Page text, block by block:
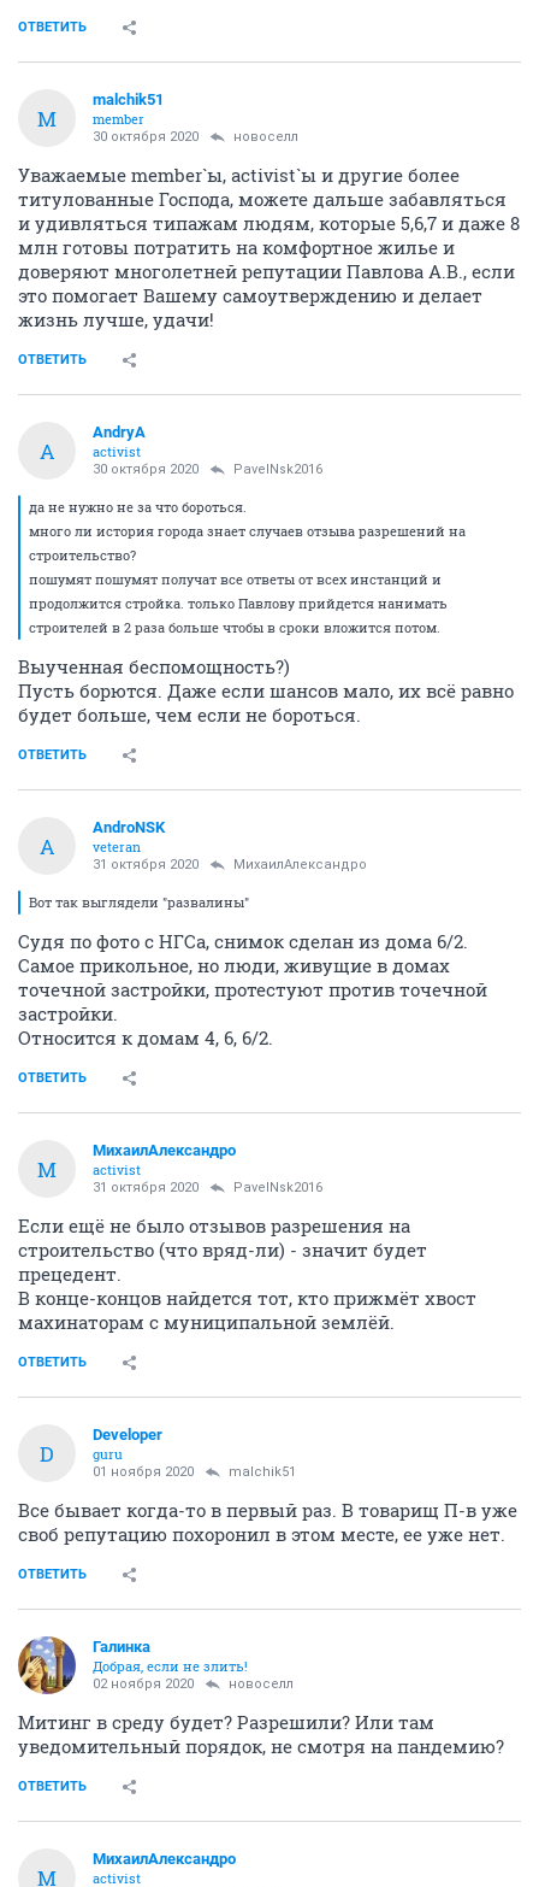
ОТВЕТИТЬ
M
malchik51
member
30 октября 2020 новоселл
Уважаемые member`ы, activist`ы и другие более
титулованные Господа, можете дальше забавляться
и удивляться типажам людям, которые 5,6,7 и даже 8
млн готовы потратить на комфортное жилье и
доверяют многолетней репутации Павлова А.В., если
это помогает Вашему самоутверждению и делает
жизнь лучше, удачи!
ОТВЕТИТЬ
A
AndryA
activist
30 октября 2020 PavelNsk2016
да не нужно не за что бороться.
много ли история города знает случаев отзыва разрешений на
строительство?
пошумят пошумят получат все ответы от всех инстанций и
продолжится стройка. только Павлову прийдется нанимать
строителей в 2 раза больше чтобы в сроки вложится потом.
Выученная беспомощность?)
Пусть борются. Даже если шансов мало, их всё равно
будет больше, чем если не бороться.
ОТВЕТИТЬ
A
AndroNSK
veteran
31 октября 2020 МихаилАлександро
Вот так выглядели "развалины"
Судя по фото с НГСа, снимок сделан из дома 6/2.
Самое прикольное, но люди, живущие в домах
точечной застройки, протестуют против точечной
застройки.
Относится к домам 4, 6, 6/2.
ОТВЕТИТЬ
М
МихаилАлександро
activist
31 октября 2020 PavelNsk2016
Если ещё не было отзывов разрешения на
строительство (что вряд-ли) - значит будет
прецедент.
В конце-концов найдется тот, кто прижмёт хвост
махинаторам с муниципальной землёй.
ОТВЕТИТЬ
D
Developer
guru
01 ноября 2020 malchik51
Все бывает когда-то в первый раз. В товарищ П-в уже
своб репутацию похоронил в этом месте, ее уже нет.
ОТВЕТИТЬ
Галинка
Добрая, если не злить!
02 ноября 2020 новоселл
Митинг в среду будет? Разрешили? Или там
уведомительный порядок, не смотря на пандемию?
ОТВЕТИТЬ
М
МихаилАлександро
activist